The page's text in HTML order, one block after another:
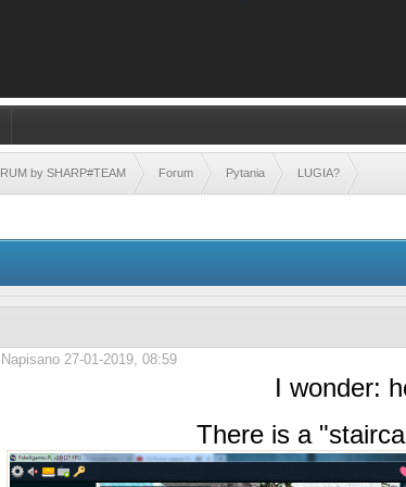
by SHARP#TEAM Forum Pytania LUGIA?
Napisano 27-01-2019, 08:59
I wonder:
There is a